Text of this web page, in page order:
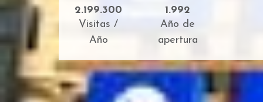
2.199.300
Visitas /
Año
1.992
Año de
apertura